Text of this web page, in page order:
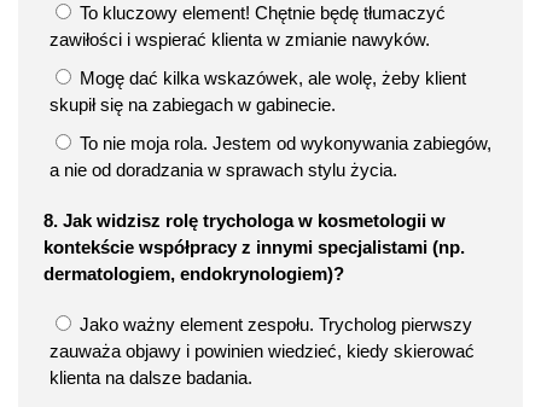
To kluczowy element! Chętnie będę tłumaczyć
zawiłości i wspierać klienta w zmianie nawyków.
Mogę dać kilka wskazówek, ale wolę, żeby klient
skupił się na zabiegach w gabinecie.
To nie moja rola. Jestem od wykonywania zabiegów,
a nie od doradzania w sprawach stylu życia.
8. Jak widzisz rolę trychologa w kosmetologii w
kontekście współpracy z innymi specjalistami (np.
dermatologiem, endokrynologiem)?
Jako ważny element zespołu. Trycholog pierwszy
zauważa objawy i powinien wiedzieć, kiedy skierować
klienta na dalsze badania.